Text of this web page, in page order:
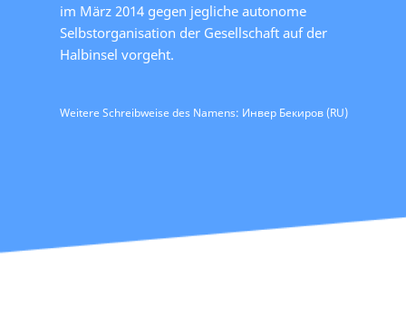
im März 2014 gegen jegliche autonome
Selbstorganisation der Gesellschaft auf der
Halbinsel vorgeht.
Weitere Schreibweise des Namens: Инвер Бекиров (RU)